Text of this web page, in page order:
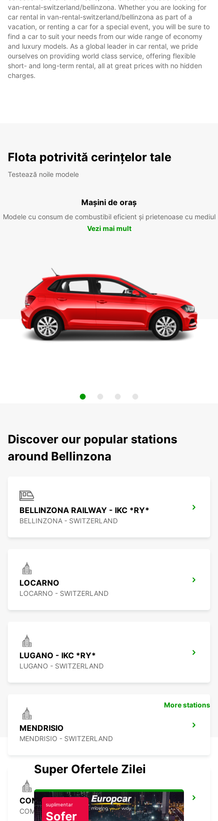
van-rental-switzerland/bellinzona. Whether you are looking for
car rental in van-rental-switzerland/bellinzona as part of a
vacation, or renting a car for a special event, you will be sure to
find a car to suit your needs from our wide range of economy
and luxury models. As a global leader in car rental, we pride
ourselves on providing world class service, offering flexible
short- and long-term rental, all at great prices with no hidden
charges.
Flota potrivită cerințelor tale
Testează noile modele
Mașini de oraș
Modele cu consum de combustibil eficient și prietenoase cu mediul
Vezi mai mult
Discover our popular stations
around Bellinzona
BELLINZONA RAILWAY - IKC *RY*
BELLINZONA - SWITZERLAND
LOCARNO
LOCARNO - SWITZERLAND
LUGANO - IKC *RY*
LUGANO - SWITZERLAND
MENDRISIO
MENDRISIO - SWITZERLAND
COMO - IKC
COMO - ITALY
More stations
Super Ofertele Zilei
suplimentar
Șofer